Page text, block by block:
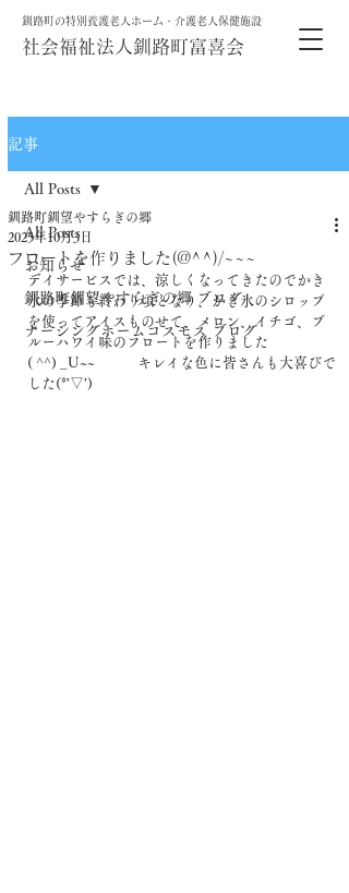
釧路町の特別養護老人ホーム・介護老人保健施設
社会福祉法人釧路町富喜会
記事
All Posts
お知らせ
釧路町釧望やすらぎの郷 ブログ
ナーシングホームコスモス ブログ
All Posts
フロートを作りました(@^^)/~~~
釧路町釧望やすらぎの郷
2025年10月3日
デイサービスでは、涼しくなってきたのでかき
氷の季節も終わり頃となり、かき氷のシロップ
を使ってアイスものせて、メロン、イチゴ、ブ
ルーハワイ味のフロートを作りました
( ^^) _U~~　　　キレイな色に皆さんも大喜びで
した(*'▽')